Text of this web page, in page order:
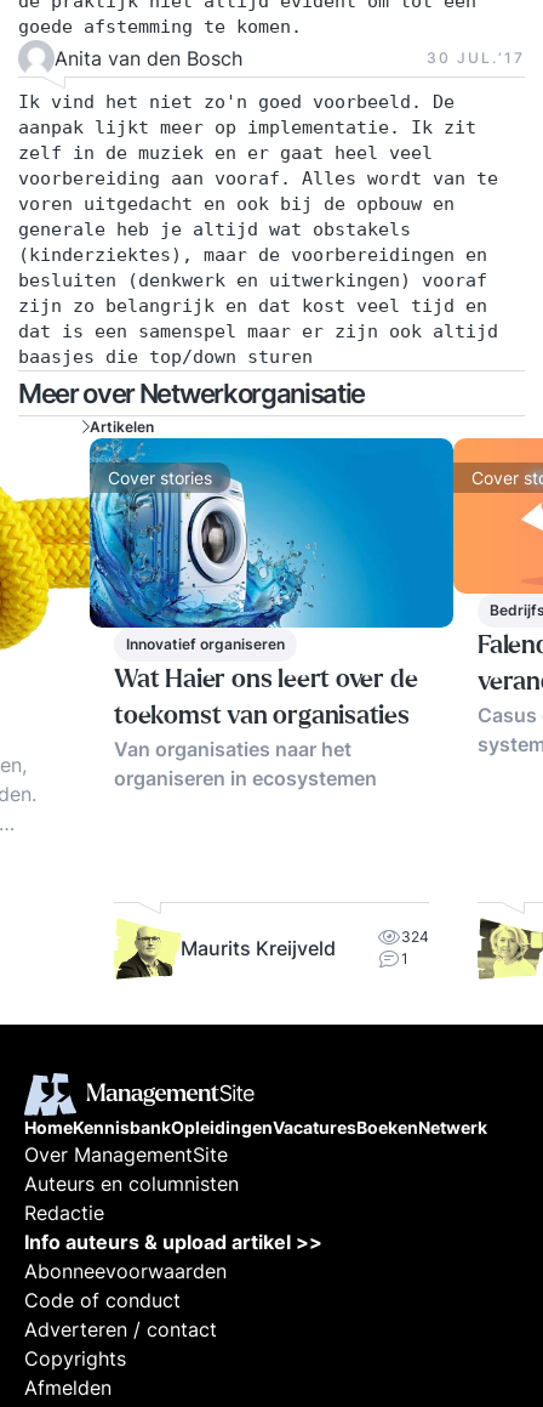
goede afstemming te komen.
Anita van den Bosch 30 JUL.‘17
Ik vind het niet zo'n goed voorbeeld. De
aanpak lijkt meer op implementatie. Ik zit
zelf in de muziek en er gaat heel veel
voorbereiding aan vooraf. Alles wordt van te
voren uitgedacht en ook bij de opbouw en
generale heb je altijd wat obstakels
(kinderziektes), maar de voorbereidingen en
besluiten (denkwerk en uitwerkingen) vooraf
zijn zo belangrijk en dat kost veel tijd en
dat is een samenspel maar er zijn ook altijd
baasjes die top/down sturen
Meer over Netwerkorganisatie
Artikelen
Cover stories
Innovatief organiseren
Wat Haier ons leert over de
toekomst van organisaties
Van organisaties naar het
organiseren in ecosystemen
Maurits Kreijveld
324
1
Cover
Casus
HomeKennisbankOpleidingenVacaturesBoekenNetwerk
Over ManagementSite
Auteurs en columnisten
Redactie
Info auteurs & upload artikel >>
Abonneevoorwaarden
Code of conduct
Adverteren / contact
Copyrights
Afmelden